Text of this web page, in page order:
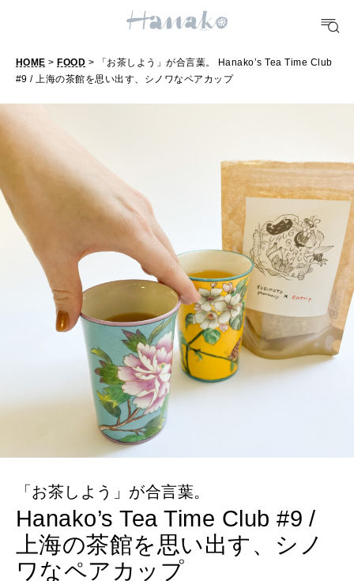
10 CATEGORIES
FOOD
おいしい
FORTUNE
明日のわたし
[12星座別] Weekly Holoscope
[12星座別] Monthly Love Holoscope
女神まり愛のタロットメッセージ
算命学がわかる今月のあなた
HEALTH
自分にやさしく
LEARN
知る、考える
MAMA
SUSTAINABLE
わたしができること
HOME > FOOD > 「お茶しよう」が合言葉。 Hanako’s Tea Time Club
#9 / 上海の茶館を思い出す、シノワなペアカップ
「お茶しよう」が合言葉。
Hanako’s Tea Time Club #9 /
上海の茶館を思い出す、シノ
ワなペアカップ